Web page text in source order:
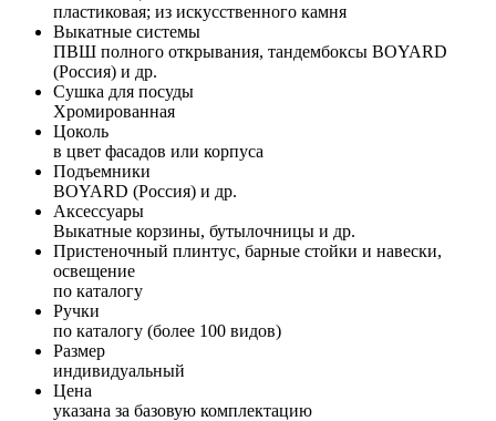
пластиковая; из искусственного камня
Выкатные системы
ПВШ полного открывания, тандембоксы BOYARD
(Россия) и др.
Сушка для посуды
Хромированная
Цоколь
в цвет фасадов или корпуса
Подъемники
BOYARD (Россия) и др.
Аксессуары
Выкатные корзины, бутылочницы и др.
Пристеночный плинтус, барные стойки и навески,
освещение
по каталогу
Ручки
по каталогу (более 100 видов)
Размер
индивидуальный
Цена
указана за базовую комплектацию